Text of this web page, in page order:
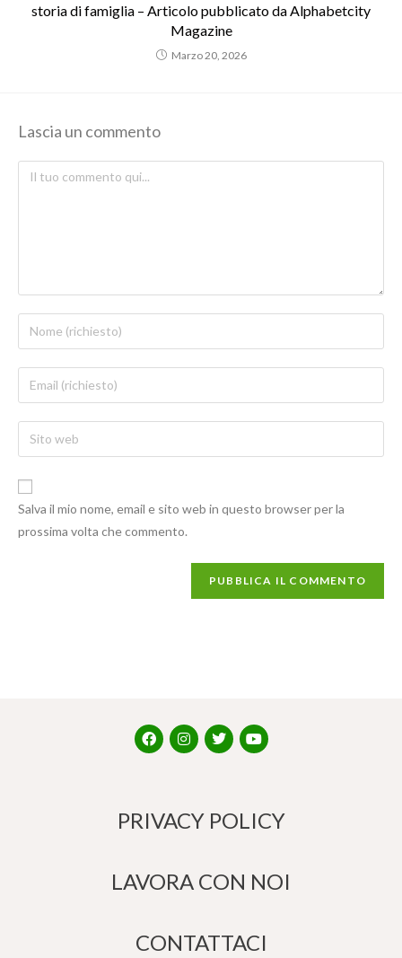
storia di famiglia – Articolo pubblicato da Alphabetcity
Magazine
Marzo 20, 2026
Lascia un commento
Salva il mio nome, email e sito web in questo browser per la
prossima volta che commento.
PRIVACY POLICY
LAVORA CON NOI
CONTATTACI